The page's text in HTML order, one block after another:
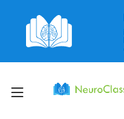
Toggle
menu